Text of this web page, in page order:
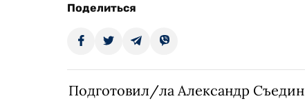
Поделиться
Подготовил/ла Александр Съедин